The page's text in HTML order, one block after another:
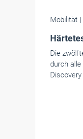
Mobilität
Die
durch alle